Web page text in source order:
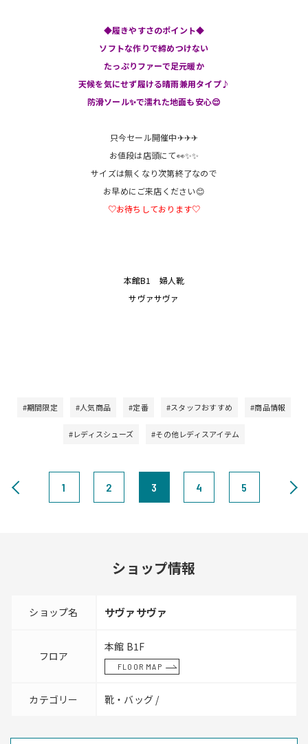
◆履きやすさのポイント◆
ソフトな作りで締めつけない
たっぷりファーで足元暖か
天候を気にせず履ける晴雨兼用タイプ♪
防滑ソール✨️で濡れた地面も安心😌
只今セール開催中✈✈✈
お値段は店頭にて👀✨️✨️
サイズは無くなり次第終了なので
お早めにご来店ください😊
♡お待ちしております♡
本館B1 婦人靴
サヴァサヴァ
#期間限定 #人気商品 #定番 #スタッフおすすめ #商品情報
#レディスシューズ #その他レディスアイテム
1 2 3 4 5
ショップ情報
ショップ名 サヴァサヴァ
フロア
本館 B1F
FLOOR MAP
カテゴリー 靴・バッグ /